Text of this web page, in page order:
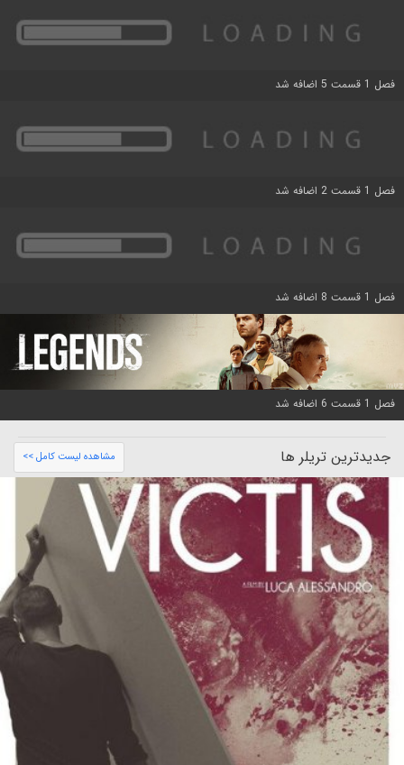
فصل 1 قسمت 5 اضافه شد
فصل 1 قسمت 2 اضافه شد
فصل 1 قسمت 8 اضافه شد
فصل 1 قسمت 6 اضافه شد
جدیدترین تریلر ها مشاهده لیست کامل >>